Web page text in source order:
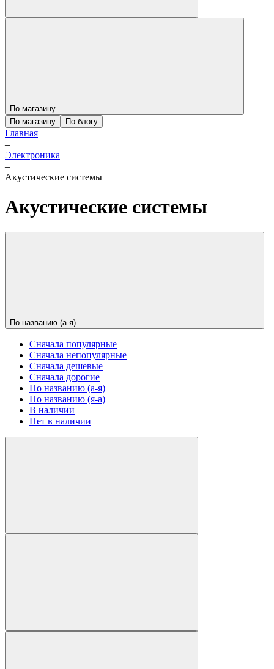
По магазину
По магазину
По блогу
Главная
–
Электроника
–
Акустические системы
Акустические системы
По названию (а-я)
Сначала популярные
Сначала непопулярные
Сначала дешевые
Сначала дорогие
По названию (а-я)
По названию (я-а)
В наличии
Нет в наличии